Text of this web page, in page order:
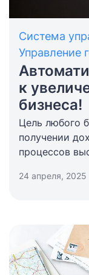
Система
Управление
к
бизнеса!
Цель любого
получении
процессов
высокий
исключить
рутинные
гостиницы
24 апреля, 2025